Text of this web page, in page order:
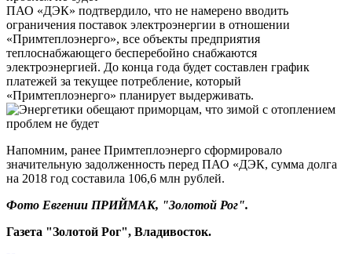
ПАО «ДЭК» подтвердило, что не намерено вводить
ограничения поставок электроэнергии в отношении
«Примтеплоэнерго», все объекты предприятия
теплоснабжающего бесперебойно снабжаются
электроэнергией. До конца года будет составлен график
платежей за текущее потребление, который
«Примтеплоэнерго» планирует выдерживать.
Напомним, ранее Примтеплоэнерго сформировало
значительную задолженность перед ПАО «ДЭК, сумма долга
на 2018 год составила 106,6 млн рублей.
Фото Евгении ПРИЙМАК, "Золотой Рог".
Газета "Золотой Рог", Владивосток.